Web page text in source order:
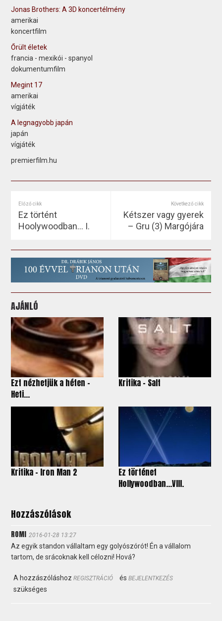
Jonas Brothers: A 3D koncertélmény
amerikai
koncertfilm
Őrült életek
francia - mexikói - spanyol
dokumentumfilm
Megint 17
amerikai
vígjáték
A legnagyobb japán
japán
vígjáték
premierfilm.hu
Előző cikk
Ez történt
Hoolywoodban... I.
Következő cikk
Kétszer vagy gyerek
– Gru (3) Margójára
AJÁNLÓ
Ezt nézhetjük a héten -
Heti...
Kritika – Salt
Kritika – Iron Man 2
Ez történet
Hollywoodban…VIII.
Hozzászólások
ROMI 2016-01-28 13:27
Az egyik standon vállaltam egy golyószórót! Én a vállalom
tartom, de srácoknak kell célozni! Hová?
A hozzászóláshozREGISZTRÁCIÓ ésBEJELENTKEZÉS
szükséges